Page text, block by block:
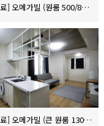
[계약완료] 오메가빌 (원룸 500/84/10)
[계약완료] 오메가빌 (큰 원룸 130/130)